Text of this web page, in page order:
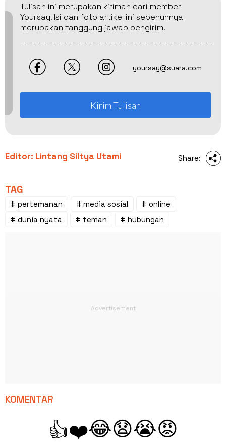
Tulisan ini merupakan kiriman dari member
Yoursay. Isi dan foto artikel ini sepenuhnya
merupakan tanggung jawab pengirim.
yoursay@suara.com
Kirim Tulisan
Editor: Lintang Siltya Utami Share:
TAG
# pertemanan # media sosial
# online
# dunia nyata
# teman # hubungan
KOMENTAR
👍❤️😂😧😭😡